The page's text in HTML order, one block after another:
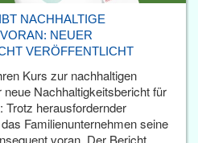
NACHHALTIGE
NEUER
VERÖFFENTLICHT
Kurs zur nachhaltigen
Nachhaltigkeitsbericht für
Trotz herausfordernder
Familienunternehmen seine
voran. Der Bericht